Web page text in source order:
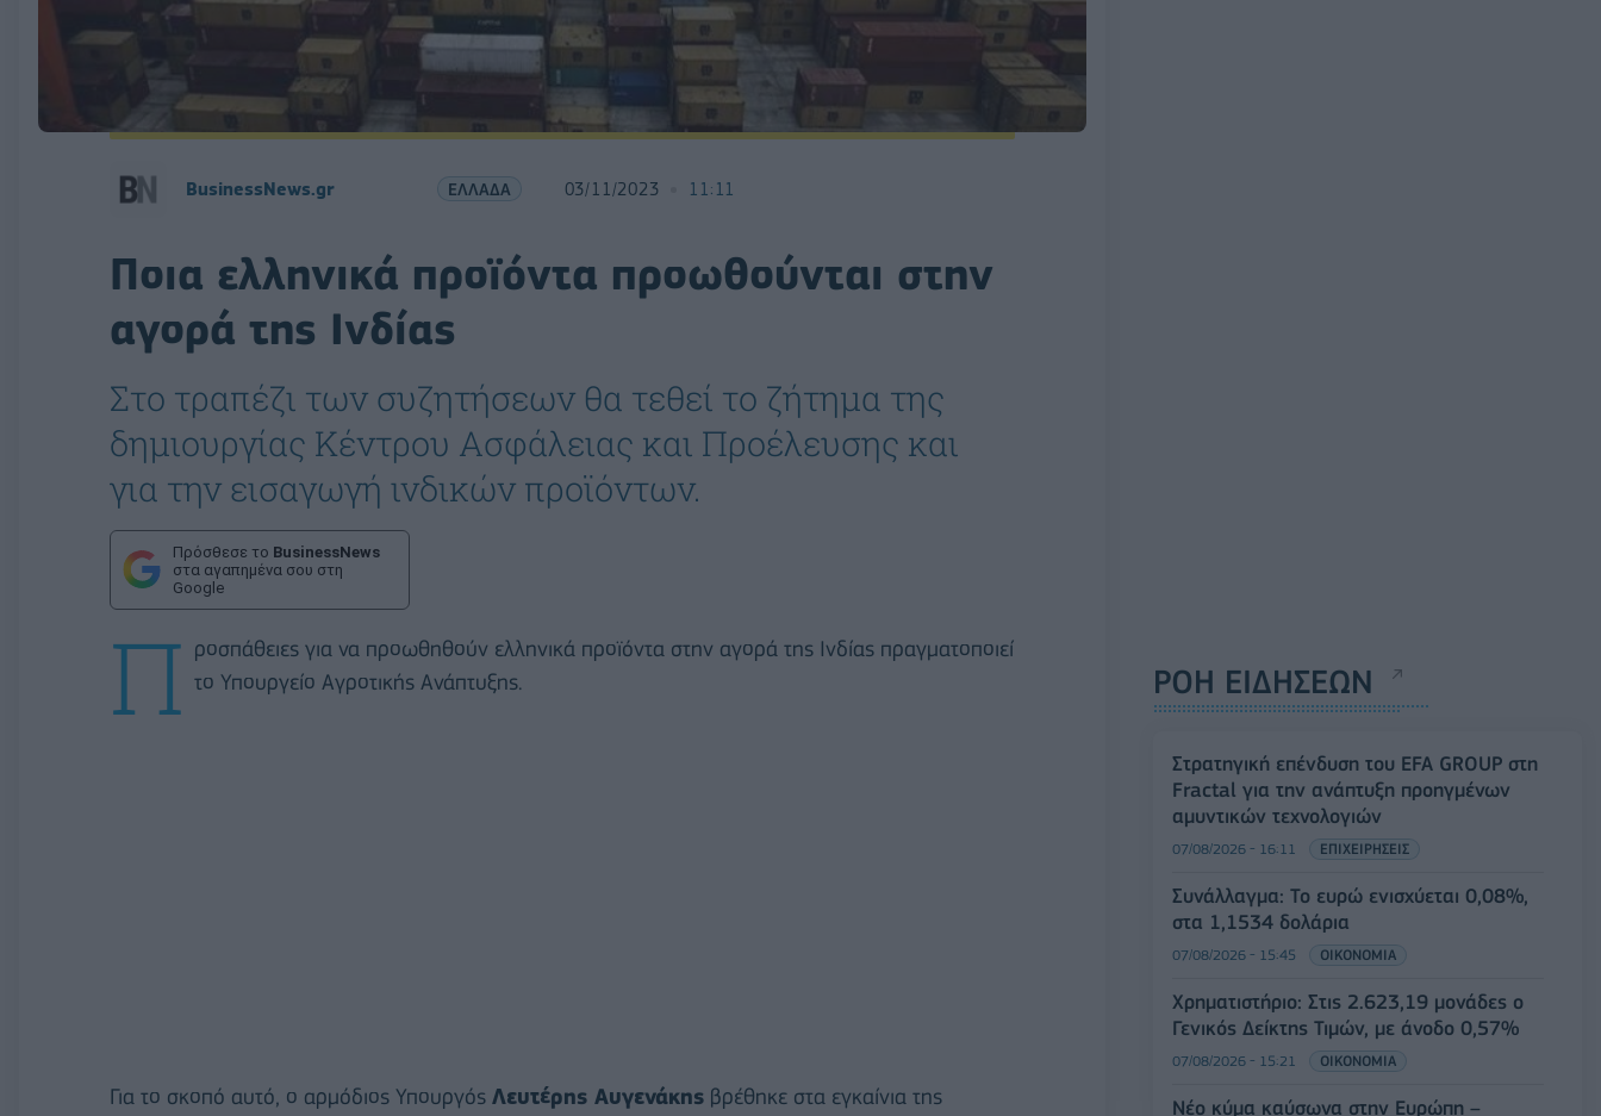
BusinessNews.gr ΕΛΛΑΔΑ 03/11/2023 11:11
Ποια ελληνικά προϊόντα προωθούνται στην
αγορά της Ινδίας
Στο τραπέζι των συζητήσεων θα τεθεί το ζήτημα της
δημιουργίας Κέντρου Ασφάλειας και Προέλευσης και
για την εισαγωγή ινδικών προϊόντων.
Πρόσθεσε το BusinessNews
στα αγαπημένα σου στη
Google
Π ροσπάθειες για να προωθηθούν ελληνικά προϊόντα στην αγορά της Ινδίας πραγματοποιεί
το Υπουργείο Αγροτικής Ανάπτυξης.
Για το σκοπό αυτό, ο αρμόδιος Υπουργός Λευτέρης Αυγενάκης βρέθηκε στα εγκαίνια της
ΡΟΗ ΕΙΔΗΣΕΩΝ
Στρατηγική επένδυση του EFA GROUP στη
Fractal για την ανάπτυξη προηγμένων
αμυντικών τεχνολογιών
07/08/2026 - 16:11 ΕΠΙΧΕΙΡΗΣΕΙΣ
Συνάλλαγμα: Το ευρώ ενισχύεται 0,08%,
στα 1,1534 δολάρια
07/08/2026 - 15:45 ΟΙΚΟΝΟΜΙΑ
Χρηματιστήριο: Στις 2.623,19 μονάδες ο
Γενικός Δείκτης Τιμών, με άνοδο 0,57%
07/08/2026 - 15:21 ΟΙΚΟΝΟΜΙΑ
Νέο κύμα καύσωνα στην Ευρώπη –